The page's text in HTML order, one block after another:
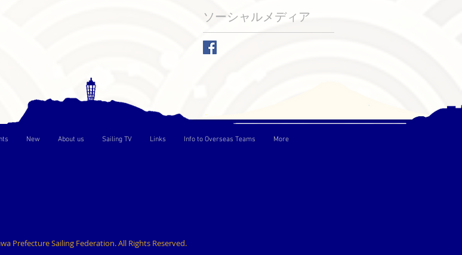
ソーシャルメディア
New About us Sailing TV Links Info to Overseas Teams More
Prefecture Sailing Federation. All Rights Reserved.